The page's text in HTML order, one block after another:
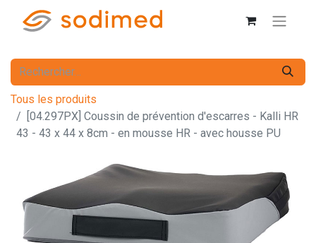
Tous les produits
[04.297PX] Coussin de prévention d'escarres - Kalli HR
43 - 43 x 44 x 8cm - en mousse HR - avec housse PU